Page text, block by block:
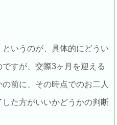
というのが、具体的にどうい
すが、交際3ヶ月を迎える
前に、その時点でのお二人
た方がいいかどうかの判断